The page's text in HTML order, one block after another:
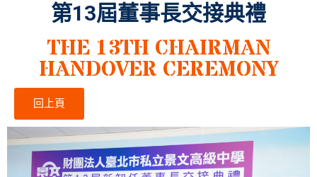
第13屆董事長交接典禮
THE 13TH CHAIRMAN
HANDOVER CEREMONY
回上頁